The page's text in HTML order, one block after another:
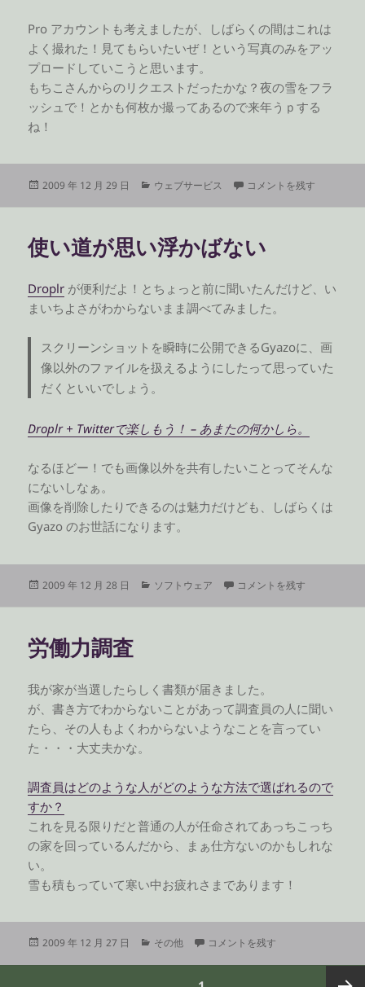
Pro アカウントも考えましたが、しばらくの間はこれは
よく撮れた！見てもらいたいぜ！という写真のみをアッ
プロードしていこうと思います。
もちこさんからのリクエストだったかな？夜の雪をフラ
ッシュで！とかも何枚か撮ってあるので来年うｐする
ね！
投
2009 年 12 月 29 日
カ
ー
ウェブサービス Flickr の 365 日 に
コメントを残す
使い道が思い浮かばない
Droplr が便利だよ！とちょっと前に聞いたんだけど、い
まいちよさがわからないまま調べてみました。
スクリーンショットを瞬時に公開できるGyazoに、画
像以外のファイルを扱えるようにしたって思っていた
だくといいでしょう。
Droplr + Twitterで楽しもう！ – あまたの何かしら。
なるほどー！でも画像以外を共有したいことってそんな
にないしなぁ。
画像を削除したりできるのは魅力だけども、しばらくは
Gyazo のお世話になります。
投
2009 年 12 月 28 日
カ
ソフトウェア 使い道が思い浮かばない に
コメントを残す
労働力調査
我が家が当選したらしく書類が届きました。
が、書き方でわからないことがあって調査員の人に聞い
たら、その人もよくわからないようなことを言ってい
た・・・大丈夫かな。
調査員はどのような人がどのような方法で選ばれるので
すか？
これを見る限りだと普通の人が任命されてあっちこっち
の家を回っているんだから、まぁ仕方ないのかもしれな
い。
雪も積もっていて寒い中お疲れさまであります！
投
2009 年 12 月 27 日
カ
その他 労働力調査 に
コメントを残す